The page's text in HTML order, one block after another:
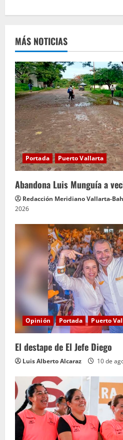
l
e
y
e
n
d
o
MÁS NOTICIAS
Portada Puerto Vallarta
Abandona Luis Munguía a
Redacción Meridiano Vallarta-
2026
Opinión Portada Puerto
El destape de El Jefe Diego
Luis Alberto Alcaraz 10 de